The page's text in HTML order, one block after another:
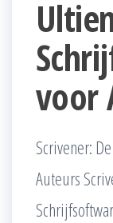
voor
Scrivener:
Auteurs